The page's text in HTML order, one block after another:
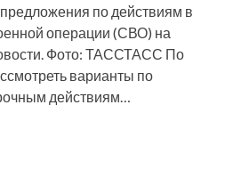
по действиям в
операции (СВО) на
Фото: ТАССТАСС По
варианты по
действиям…